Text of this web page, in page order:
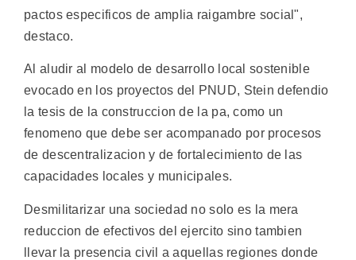
pactos especificos de amplia raigambre social",
destaco.
Al aludir al modelo de desarrollo local sostenible
evocado en los proyectos del PNUD, Stein defendio
la tesis de la construccion de la pa, como un
fenomeno que debe ser acompanado por procesos
de descentralizacion y de fortalecimiento de las
capacidades locales y municipales.
Desmilitarizar una sociedad no solo es la mera
reduccion de efectivos del ejercito sino tambien
llevar la presencia civil a aquellas regiones donde